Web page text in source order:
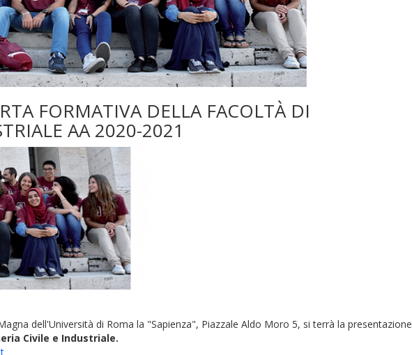
FORMATIVA DELLA FACOLTÀ DI
AA 2020-2021
dell'Università di Roma la "Sapienza", Piazzale Aldo Moro 5, si terrà la presentazione
Civile e Industriale.